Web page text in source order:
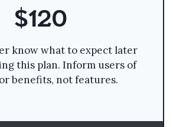
$120
know what to expect later
this plan. Inform users of
benefits, not features.